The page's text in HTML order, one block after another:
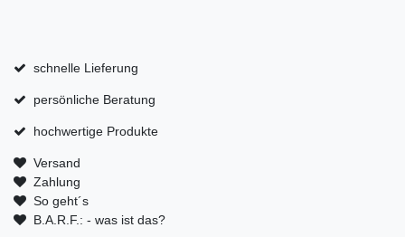
schnelle Lieferung
persönliche Beratung
hochwertige Produkte
Versand
Zahlung
So geht´s
B.A.R.F.: - was ist das?